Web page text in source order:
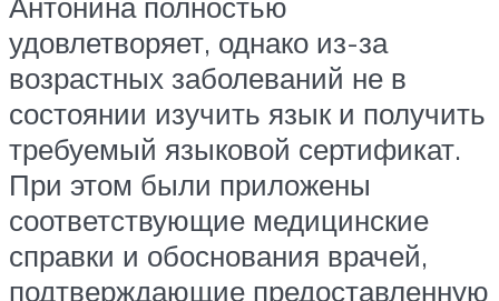
удовлетворяет, однако из-за
возрастных заболеваний не в
состоянии изучить язык и получить
требуемый языковой сертификат.
При этом были приложены
соответствующие медицинские
справки и обоснования врачей,
подтверждающие предоставленную